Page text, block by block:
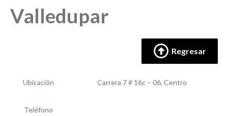
Valledupar
Regresar
Ubicación Carrera 7 # 16c – 06. Centro
Teléfono